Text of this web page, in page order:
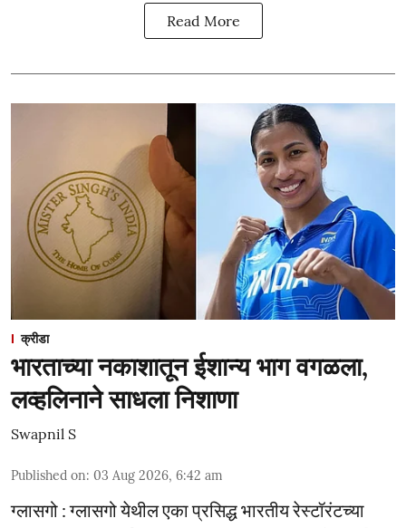
Read More
क्रीडा
भारताच्या नकाशातून ईशान्य भाग वगळला,
लव्हलिनाने साधला निशाणा
Swapnil S
Published on: 03 Aug 2026, 6:42 am
ग्लासगो : ग्लासगो येथील एका प्रसिद्ध भारतीय रेस्टॉरंटच्या